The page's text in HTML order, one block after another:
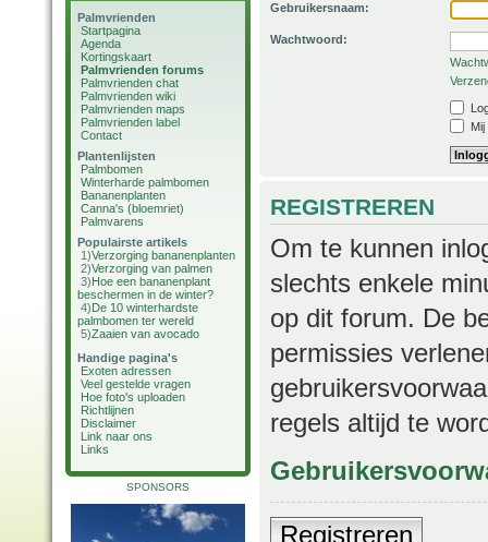
Palmvrienden
Startpagina
Agenda
Kortingskaart
Palmvrienden forums
Palmvrienden chat
Palmvrienden wiki
Palmvrienden maps
Palmvrienden label
Contact
Plantenlijsten
Palmbomen
Winterharde palmbomen
Bananenplanten
Canna's (bloemriet)
Palmvarens
Populairste artikels
1)Verzorging bananenplanten
2)Verzorging van palmen
3)Hoe een bananenplant
beschermen in de winter?
4)De 10 winterhardste
palmbomen ter wereld
5)Zaaien van avocado
Handige pagina's
Exoten adressen
Veel gestelde vragen
Hoe foto's uploaden
Richtlijnen
Disclaimer
Link naar ons
Links
SPONSORS
Gebruikersnaam:
Wachtwoord:
REGISTREREN
Om te kunnen
slechts enkele
op dit forum. De
permissies
regels altijd te
Registreren